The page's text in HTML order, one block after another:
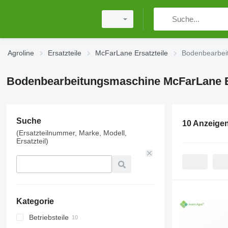
Agroline Ersatzteile McFarLane Ersatzteile
Bodenbearbeitungsmaschine McFarLane
Suche
(Ersatzteilnummer, Marke, Modell,
Ersatzteil)
Kategorie
Betriebsteile
10